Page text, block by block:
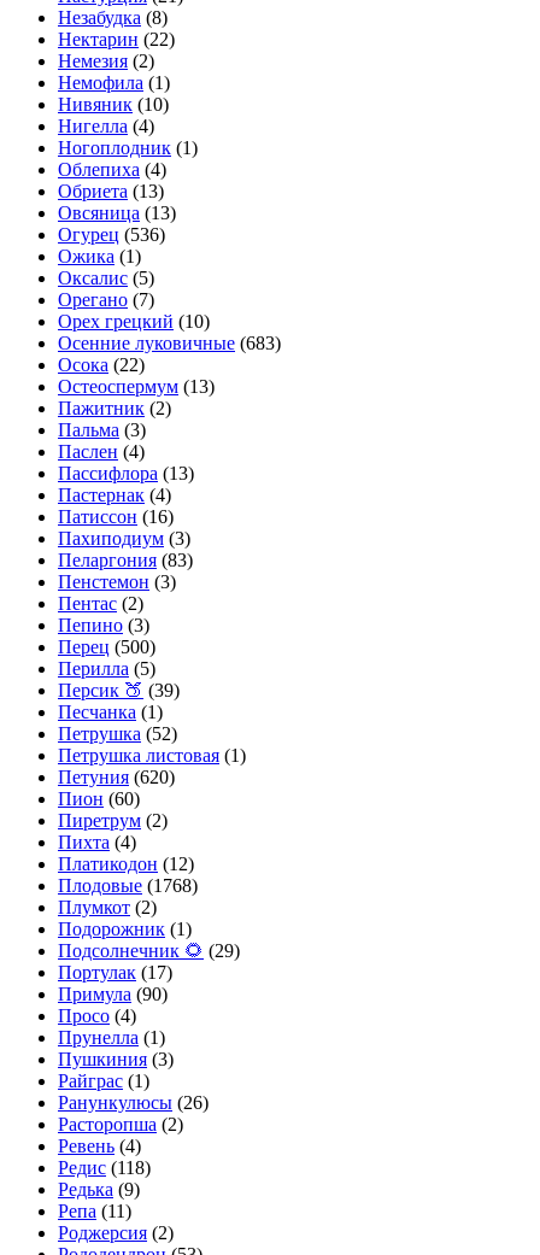
Незабудка (8)
Нектарин (22)
Немезия (2)
Немофила (1)
Нивяник (10)
Нигелла (4)
Ногоплодник (1)
Облепиха (4)
Обриета (13)
Овсяница (13)
Огурец (536)
Ожика (1)
Оксалис (5)
Орегано (7)
Орех грецкий (10)
Осенние луковичные (683)
Осока (22)
Остеоспермум (13)
Пажитник (2)
Пальма (3)
Паслен (4)
Пассифлора (13)
Пастернак (4)
Патиссон (16)
Пахиподиум (3)
Пеларгония (83)
Пенстемон (3)
Пентас (2)
Пепино (3)
Перец (500)
Перилла (5)
Персик 🍑 (39)
Песчанка (1)
Петрушка (52)
Петрушка листовая (1)
Петуния (620)
Пион (60)
Пиретрум (2)
Пихта (4)
Платикодон (12)
Плодовые (1768)
Плумкот (2)
Подорожник (1)
Подсолнечник 🌻 (29)
Портулак (17)
Примула (90)
Просо (4)
Прунелла (1)
Пушкиния (3)
Райграс (1)
Ранункулюсы (26)
Расторопша (2)
Ревень (4)
Редис (118)
Редька (9)
Репа (11)
Роджерсия (2)